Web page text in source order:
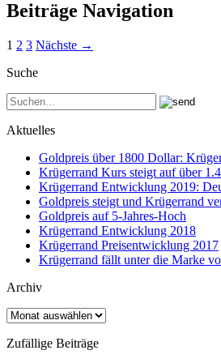
Beiträge Navigation
1 2 3 Nächste →
Suche
Aktuelles
Goldpreis über 1800 Dollar:
Krügerrand Kurs steigt auf über
Krügerrand Entwicklung 2019:
Goldpreis steigt und Krügerrand
Goldpreis auf 5-Jahres-Hoch
Krügerrand Entwicklung 2018
Krügerrand Preisentwicklung 2017
Krügerrand fällt unter die Marke
Archiv
Archiv
Zufällige Beiträge